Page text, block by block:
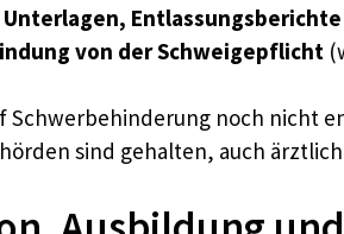
von der Schweigepflicht
Schwerbehinderung noch nicht
sind gehalten, auch